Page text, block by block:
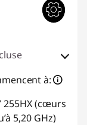
à:
(cœurs
5,20 GHz)